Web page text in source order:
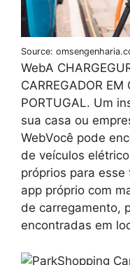
Source:
WebA
CARREGADOR EM
PORTUGAL. Um
sua casa ou
WebVocê pode
de veículos
próprios para
app próprio com
de carregamento,
encontradas em